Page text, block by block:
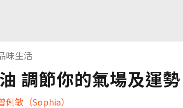
味生活
調節你的氣場及運勢
俐敏（Sophia）